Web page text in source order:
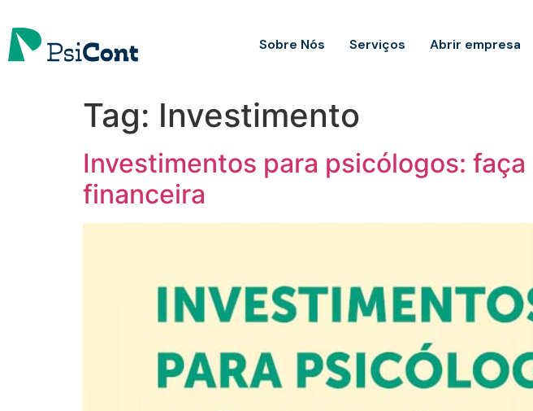
Sobre Nós Serviços Abrir empresa
Tag: Investimento
Investimentos para psicólogos:
financeira